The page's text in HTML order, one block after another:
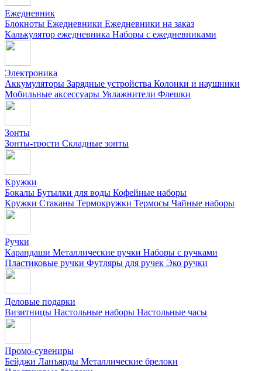
Ежедневник
Блокноты Ежедневники Ежедневники на заказ
Калькулятор ежедневника Наборы с ежедневниками
Электроника
Аккумуляторы Зарядные устройства Колонки и наушники
Мобильные аксессуары Увлажнители Флешки
Зонты
Зонты-трости Складные зонты
Кружки
Бокалы Бутылки для воды Кофейные наборы
Кружки Стаканы Термокружки Термосы Чайные наборы
Ручки
Карандаши Металлические ручки Наборы с ручками
Пластиковые ручки Футляры для ручек Эко ручки
Деловые подарки
Визитницы Настольные наборы Настольные часы
Промо-сувениры
Бейджи Ланъярды Металлические брелоки